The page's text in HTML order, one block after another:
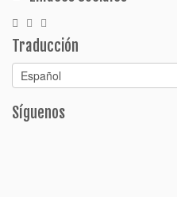
Traducción
Síguenos